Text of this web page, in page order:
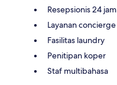
Resepsionis 24 jam
Layanan concierge
Fasilitas laundry
Penitipan koper
Staf multibahasa